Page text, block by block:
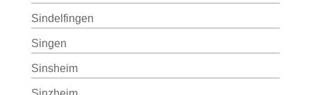
Sindelfingen
Singen
Sinsheim